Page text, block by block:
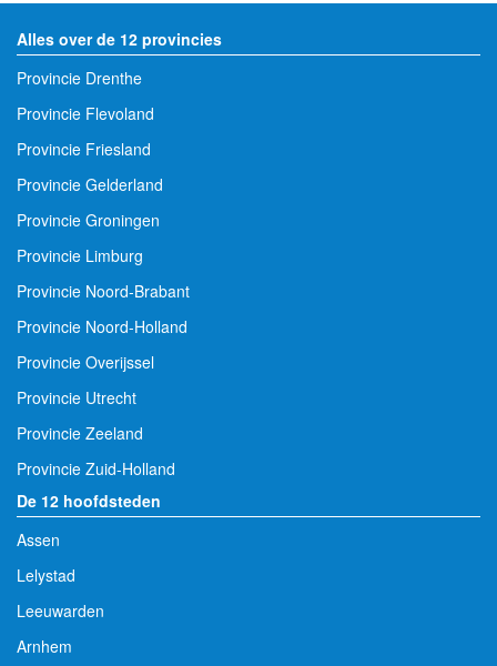
Alles over de 12 provincies
Provincie Drenthe
Provincie Flevoland
Provincie Friesland
Provincie Gelderland
Provincie Groningen
Provincie Limburg
Provincie Noord-Brabant
Provincie Noord-Holland
Provincie Overijssel
Provincie Utrecht
Provincie Zeeland
Provincie Zuid-Holland
De 12 hoofdsteden
Assen
Lelystad
Leeuwarden
Arnhem